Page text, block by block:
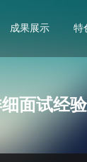
成果展示 特
面试经验